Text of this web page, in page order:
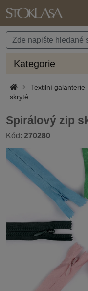
Kategorie
Textilní galanterie
skryté
Spirálový zip
Kód: 270280